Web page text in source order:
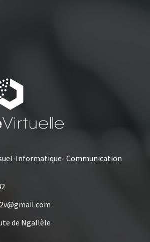
Informatique- Communication
de Ngallèle